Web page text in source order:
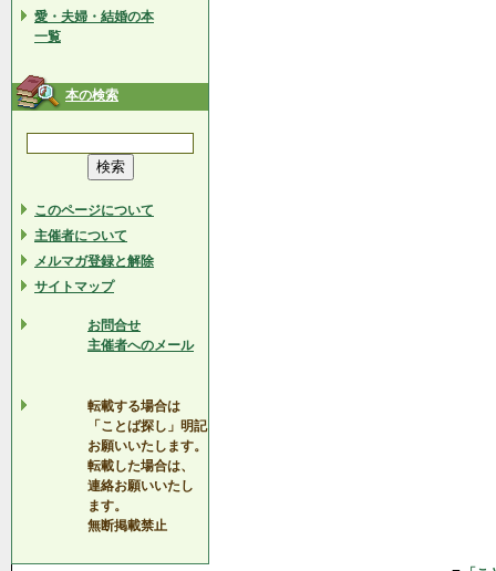
愛・夫婦・結婚の本
一覧
本の検索
このページについて
主催者について
メルマガ登録と解除
サイトマップ
お問合せ
主催者へのメール
転載する場合は
「ことば探し」明記
お願いいたします。
転載した場合は、
連絡お願いいたし
ます。
無断掲載禁止